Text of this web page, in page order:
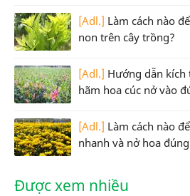
[Adl.] Làm cách nào
non trên cây trồng?
[Adl.] Hướng dẫn kích
hãm hoa cúc nở vào
[Adl.] Làm cách nào
nhanh và nở hoa
Được xem nhiều